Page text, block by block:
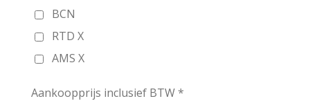
BCN
RTD X
AMS X
Aankoopprijs inclusief BTW *